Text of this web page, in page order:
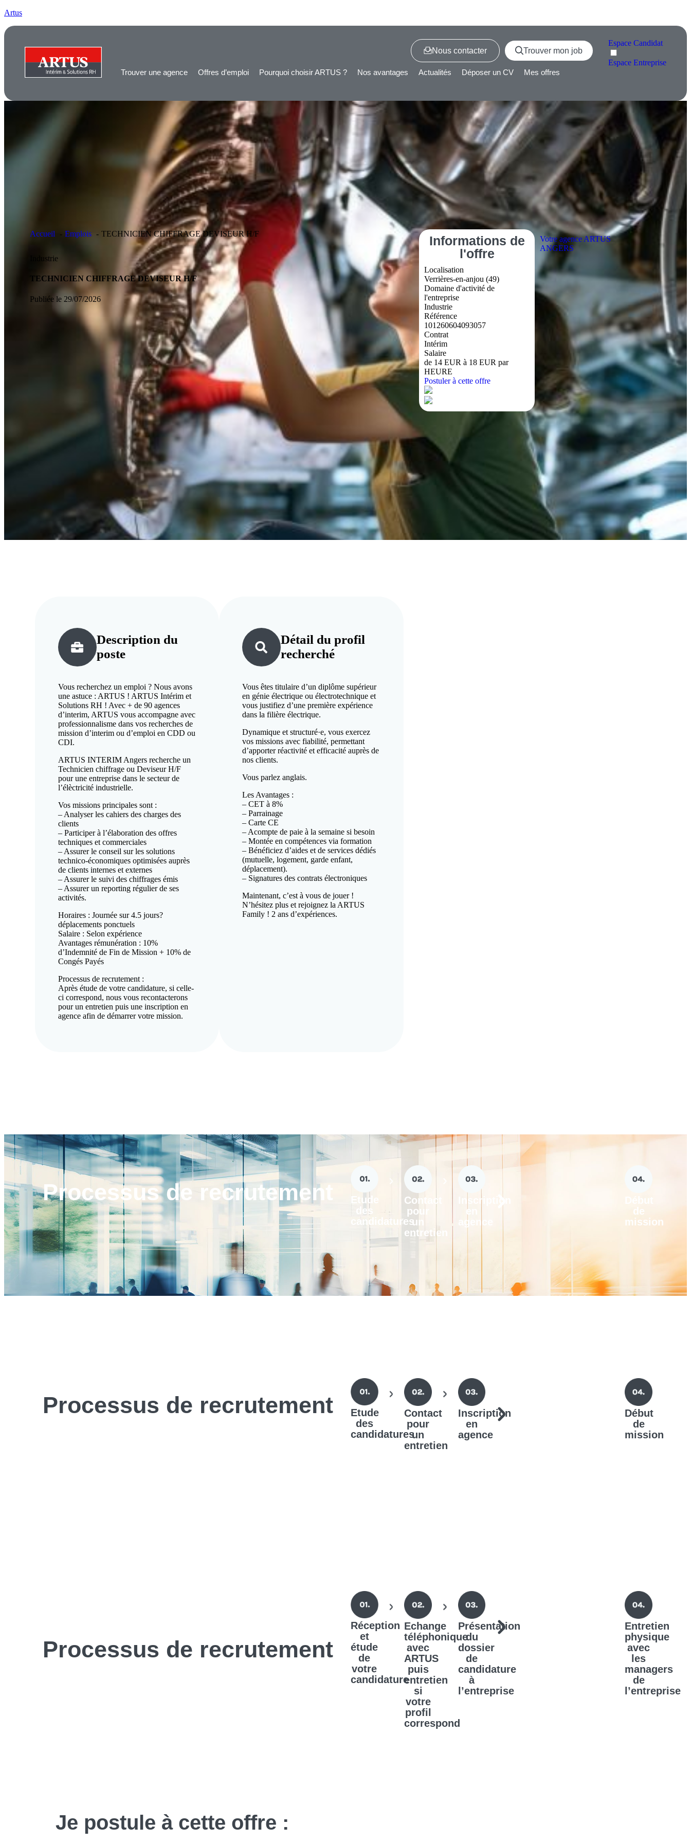
Artus
Nous contacter Trouver mon job
EspaceCandidat
EspaceEntreprise
Trouver une agence
Offres d’emploi Pourquoi choisir ARTUS ? Nos avantages Actualités Déposer un CV Mes offres
Accueil Emplois TECHNICIEN CHIFFRAGE DEVISEUR H/F
Industrie
TECHNICIEN CHIFFRAGE DEVISEUR H/F
Publiée le 29/07/2026
Informations de
l'offre
Localisation
Verrières-en-anjou (49)
Domaine d'activité de
l'entreprise
Industrie
Référence
101260604093057
Contrat
Intérim
Salaire
de 14 EUR à 18 EUR par
HEURE
Postuler à cette offre
Votre agence ARTUS
ANGERS
Description du
poste
Vous recherchez un emploi ? Nous avons
une astuce : ARTUS ! ARTUS Intérim et
Solutions RH ! Avec + de 90 agences
d’interim, ARTUS vous accompagne avec
professionnalisme dans vos recherches de
mission d’interim ou d’emploi en CDD ou
CDI.
ARTUS INTERIM Angers recherche un
Technicien chiffrage ou Deviseur H/F
pour une entreprise dans le secteur de
l’élèctricité industrielle.
Vos missions principales sont :
– Analyser les cahiers des charges des
clients
– Participer à l’élaboration des offres
techniques et commerciales
– Assurer le conseil sur les solutions
technico-économiques optimisées auprès
de clients internes et externes
– Assurer le suivi des chiffrages émis
– Assurer un reporting régulier de ses
activités.
Horaires : Journée sur 4.5 jours?
déplacements ponctuels
Salaire : Selon expérience
Avantages rémunération : 10%
d’Indemnité de Fin de Mission + 10% de
Congés Payés
Processus de recrutement :
Après étude de votre candidature, si celle-
ci correspond, nous vous recontacterons
pour un entretien puis une inscription en
agence afin de démarrer votre mission.
Détail duprofil
recherché
Vous êtes titulaire d’un diplôme supérieur
en génie électrique ou électrotechnique et
vous justifiez d’une première expérience
dans la filière électrique.
Dynamique et structuré·e, vous exercez
vos missions avec fiabilité, permettant
d’apporter réactivité et efficacité auprès de
nos clients.
Vous parlez anglais.
Les Avantages :
– CET à 8%
– Parrainage
– Carte CE
– Acompte de paie à la semaine si besoin
– Montée en compétences via formation
– Bénéficiez d’aides et de services dédiés
(mutuelle, logement, garde enfant,
déplacement).
– Signatures des contrats électroniques
Maintenant, c’est à vous de jouer !
N’hésitez plus et rejoignez la ARTUS
Family ! 2 ans d’expériences.
Processus de recrutement
Etude
des
candidatures
Contact
pour
un
entretien
Inscription
en
agence
de
mission
Processus de recrutement
Etude
des
candidatures
Contact
pour
un
entretien
Inscription
en
agence
Début
de
mission
Processus de recrutement
Réception
et
étude
de
votre
candidature
Echange
téléphonique
avec
ARTUS
puis
entretien
si
votre
profil
correspond
Présentation
du
dossier
de
candidature
à
l’entreprise
Entretien
physique
avec
les
managers
de
l’entreprise
Je postule à cette offre :